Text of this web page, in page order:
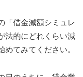
「借金減額シミュレ
法的にどれくらい減
めてみてください。